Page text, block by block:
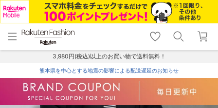
menu home
トップ
shopping_cart lock_outline
ログイン
3,980円(税込)以上のお買い物で送料無料！
熊本県を中心とする地震の影響による配送遅延のお知らせ